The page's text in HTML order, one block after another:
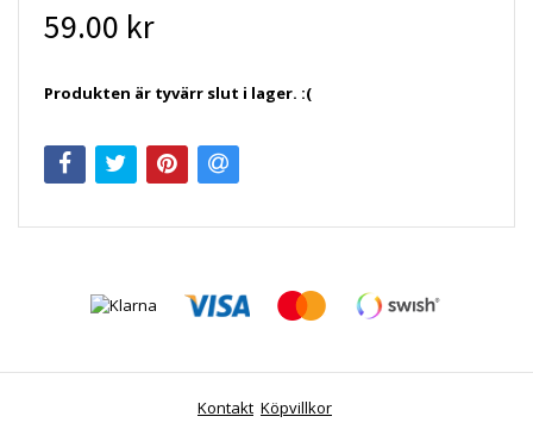
59.00 kr
Produkten är tyvärr slut i lager. :(
Kontakt Köpvillkor